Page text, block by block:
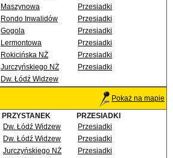
Maszynowa
Przesiadki
Rondo Inwalidów
Przesiadki
Gogola
Przesiadki
Lermontowa
Przesiadki
Rokicińska NŻ
Przesiadki
Jurczyńskiego NŻ
Przesiadki
Dw. Łódź Widzew
Pokaż na mapie
PRZYSTANEK
PRZESIADKI
Dw. Łódź Widzew
Przesiadki
Dw. Łódź Widzew
Przesiadki
Jurczyńskiego NŻ
Przesiadki